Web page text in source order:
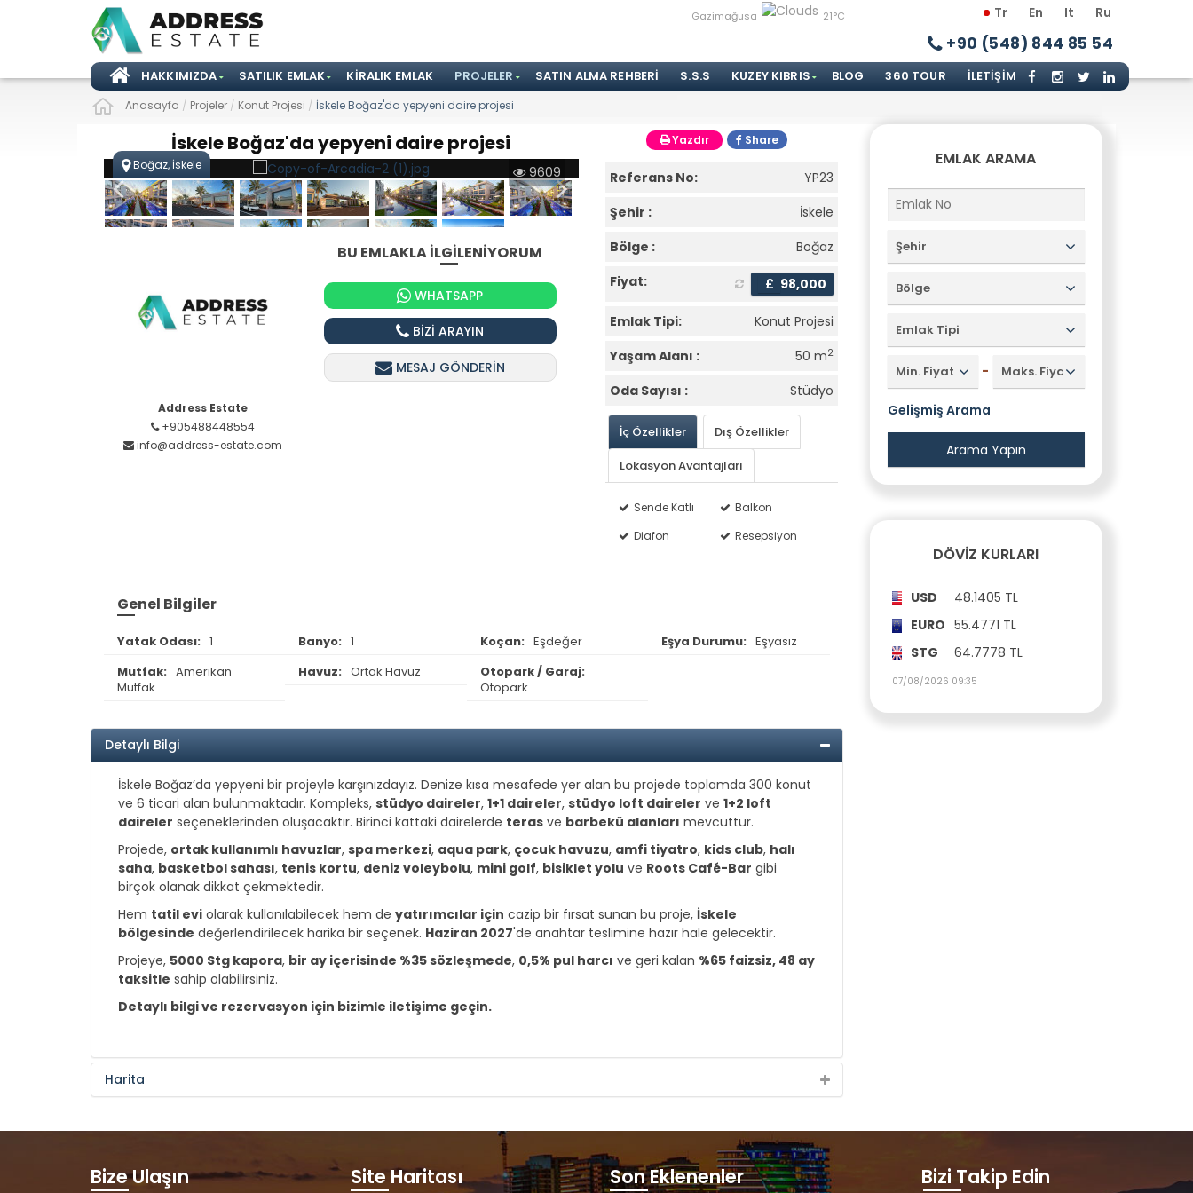
Tr En It Ru
Gazimağusa 21°C
+90 (548) 844 85 54
HAKKIMIZDA SATILIK EMLAK KIRALIK EMLAK PROJELER SATIN ALMA REHBERI S.S.S KUZEY KIBRIS BLOG 360 TOUR İLETIŞIM
Anasayfa / Projeler / Konut Projesi / İskele Boğaz'da yepyeni daire projesi
Yazdır Share
İskele Boğaz'da yepyeni daire projesi
9609
Boğaz, İskele
Address Estate
+905488448554
info@address-estate.com
BU EMLAKLA İLGİLENİYORUM
WHATSAPP
BİZİ ARAYIN
MESAJ GÖNDERİN
Referans No:
YP23
Şehir :
İskele
Bölge :
Boğaz
Fiyat:
£ 98,000
Emlak Tipi:
Konut Projesi
Yaşam Alanı :
50 m2
Oda Sayısı : Stüdyo
İç Özellikler
Dış Özellikler
Lokasyon Avantajları
Sende Katlı
Balkon
Diafon
Resepsiyon
Genel Bilgiler
Yatak Odası: 1 Banyo: 1 Koçan: Eşdeğer Eşya Durumu: Eşyasız
Mutfak: Amerikan
Mutfak
Havuz: Ortak Havuz
Otopark / Garaj:
Otopark
Detaylı Bilgi
İskele Boğaz’da yepyeni bir projeyle karşınızdayız. Denize kısa mesafede yer alan bu projede toplamda 300 konut
ve 6 ticari alan bulunmaktadır. Kompleks, stüdyo daireler, 1+1 daireler, stüdyo loft daireler ve 1+2 loft
daireler seçeneklerinden oluşacaktır. Birinci kattaki dairelerde teras ve barbekü alanları mevcuttur.
Projede, ortak kullanımlı havuzlar, spa merkezi, aqua park, çocuk havuzu, amfi tiyatro, kids club, halı
saha, basketbol sahası, tenis kortu, deniz voleybolu, mini golf, bisiklet yolu ve Roots Café-Bar gibi
birçok olanak dikkat çekmektedir.
Hem tatil evi olarak kullanılabilecek hem de yatırımcılar için cazip bir fırsat sunan bu proje, İskele
bölgesinde değerlendirilecek harika bir seçenek. Haziran 2027'de anahtar teslimine hazır hale gelecektir.
Projeye, 5000 Stg kapora, bir ay içerisinde %35 sözleşmede, 0,5% pul harcı ve geri kalan %65 faizsiz, 48 ay
taksitle sahip olabilirsiniz.
Detaylı bilgi ve rezervasyon için bizimle iletişime geçin.
Harita
EMLAK ARAMA
Şehir
Bölge
Emlak Tipi
Min. Fiyat - Maks. Fiyat
Gelişmiş Arama
DÖVIZ KURLARI
USD
48.1405 TL
EURO 55.4771 TL
STG
64.7778 TL
07/08/2026 09:35
Bize Ulaşın Site Haritası Son Eklenenler Bizi Takip Edin